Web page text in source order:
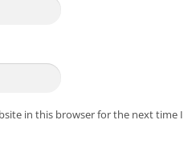
in this browser for the next time I